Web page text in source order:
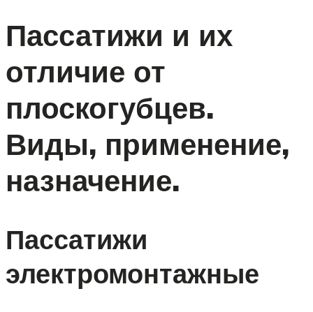
Пассатижи и их
отличие от
плоскогубцев.
Виды, применение,
назначение.
Пассатижи
электромонтажные